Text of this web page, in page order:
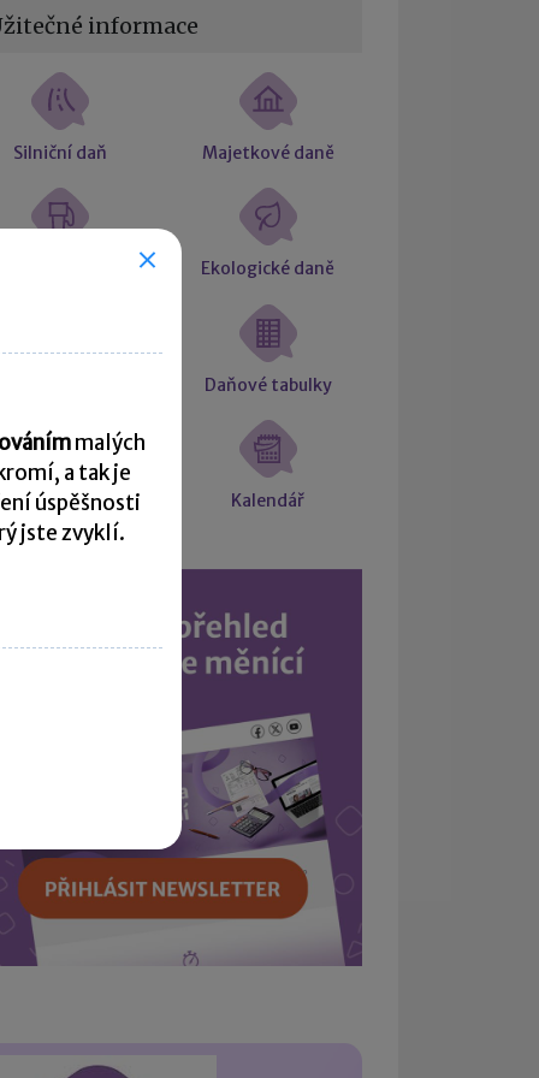
informace
Silniční daň Majetkové daně
Ekologické daně
Daňové tabulky
Formuláře Kalendář
malých
a tak je
úspěšnosti
jste zvyklí.